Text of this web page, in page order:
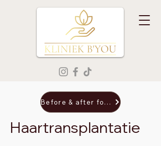
Before & after foto's
Haartransplantatie